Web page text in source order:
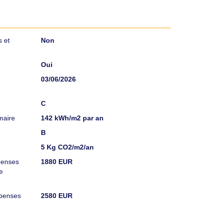
et Non
Oui
03/06/2026
C
142 kWh/m2 par an
B
5 Kg CO2/m2/an
1880 EUR
2580 EUR